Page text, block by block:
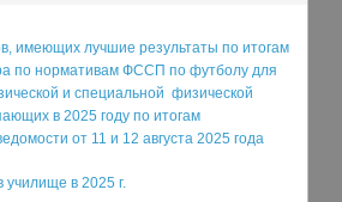
имеющих лучшие результаты по итогам
по нормативам ФССП по футболу для
и специальной физической
в 2025 году по итогам
от 11 и 12 августа 2025 года
в 2025 г.